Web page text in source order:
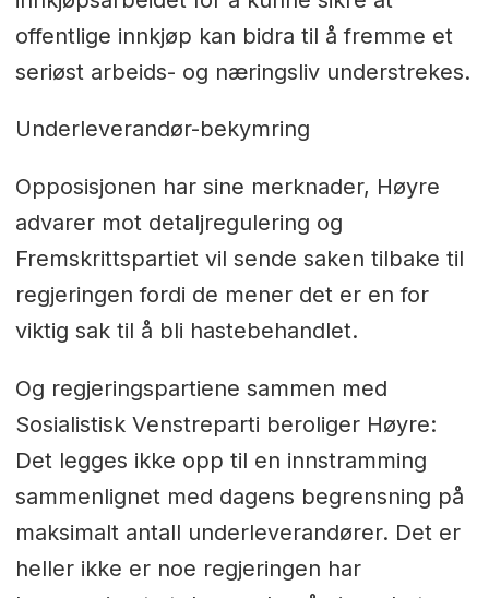
offentlige innkjøp kan bidra til å fremme et
seriøst arbeids- og næringsliv understrekes.
Underleverandør-bekymring
Opposisjonen har sine merknader, Høyre
advarer mot detaljregulering og
Fremskrittspartiet vil sende saken tilbake til
regjeringen fordi de mener det er en for
viktig sak til å bli hastebehandlet.
Og regjeringspartiene sammen med
Sosialistisk Venstreparti beroliger Høyre:
Det legges ikke opp til en innstramming
sammenlignet med dagens begrensning på
maksimalt antall underleverandører. Det er
heller ikke er noe regjeringen har